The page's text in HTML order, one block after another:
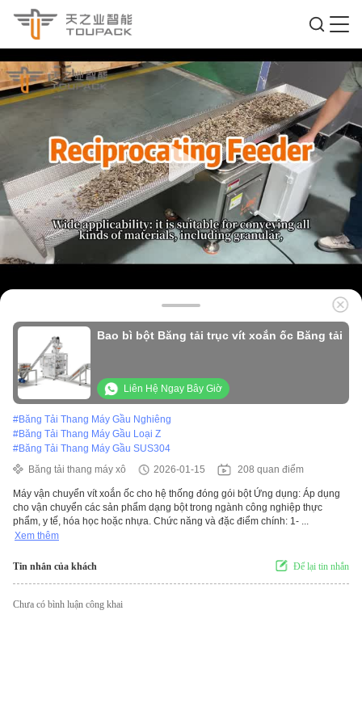
Bao bì bột Băng tải trục vít xoắn ốc Băng tải
Liên Hệ Ngay Bây Giờ
#Băng Tải Thang Máy Gầu Nghiêng
#Băng Tải Thang Máy Gầu Loại Z
#Băng Tải Thang Máy Gầu SUS304
Băng tải thang máy xô
2026-01-15 208 quan điểm
Máy vận chuyển vít xoắn ốc cho hệ thống đóng gói bột Ứng dụng: Áp dụng
cho vận chuyển các sản phẩm dạng bột trong ngành công nghiệp thực
phẩm, y tế, hóa học hoặc nhựa. Chức năng và đặc điểm chính: 1- ...
Xem thêm
Tin nhắn của khách Để lại tin nhắn
Chưa có bình luận công khai